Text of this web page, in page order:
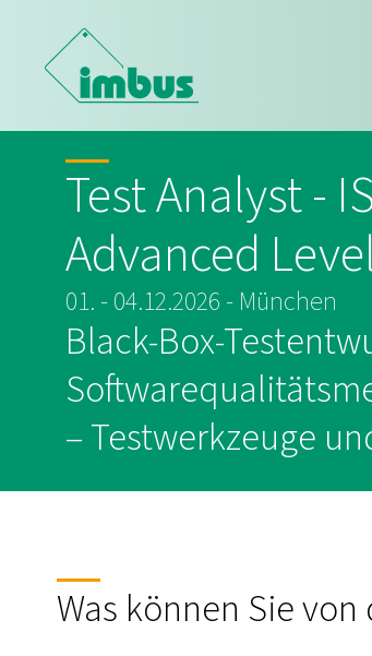
Test Analyst -
Advanced
01. - 04.12.2026 - München
Black-Box-
– Testwerkzeuge
Was können Sie